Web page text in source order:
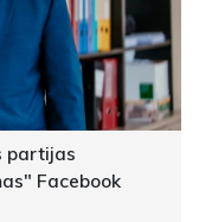
partijas
Facebook